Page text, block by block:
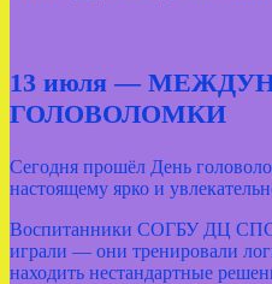
13 июля —
ГОЛОВОЛОМКИ
Сегодня прошёл День
настоящему ярко и
Воспитанники СОГБУ ДЦ
играли — они тренировали
находить нестандартные